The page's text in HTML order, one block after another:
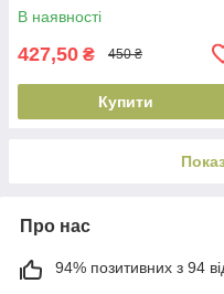
В наявності
427,50 ₴ 450 ₴
Купити
Про нас
94% позитивних з 94